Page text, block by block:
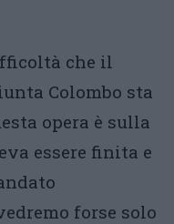
che il
Colombo sta
opera è sulla
essere finita e
forse solo